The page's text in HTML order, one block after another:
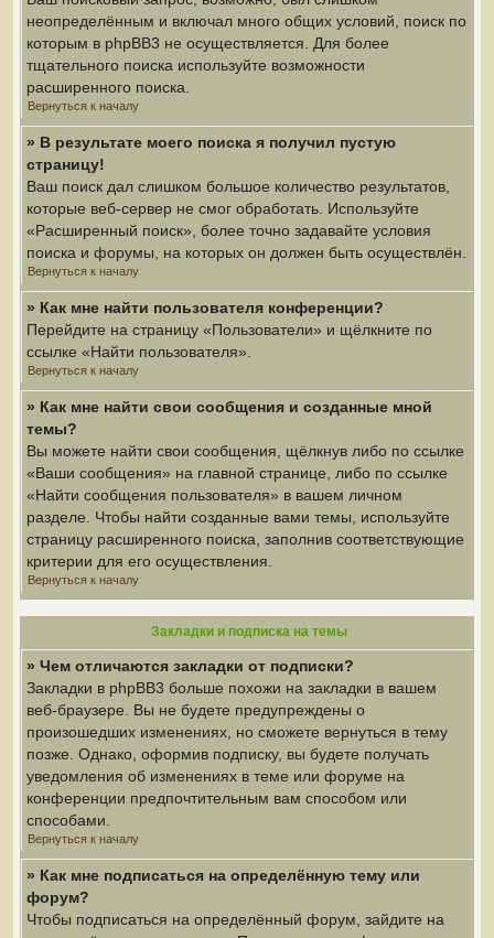
неопределённым и включал много общих условий, поиск по
которым в phpBB3 не осуществляется. Для более
тщательного поиска используйте возможности
расширенного поиска.
Вернуться к началу
» В результате моего поиска я получил пустую
страницу!
Ваш поиск дал слишком большое количество результатов,
которые веб-сервер не смог обработать. Используйте
«Расширенный поиск», более точно задавайте условия
поиска и форумы, на которых он должен быть осуществлён.
Вернуться к началу
» Как мне найти пользователя конференции?
Перейдите на страницу «Пользователи» и щёлкните по
ссылке «Найти пользователя».
Вернуться к началу
» Как мне найти свои сообщения и созданные мной
темы?
Вы можете найти свои сообщения, щёлкнув либо по ссылке
«Ваши сообщения» на главной странице, либо по ссылке
«Найти сообщения пользователя» в вашем личном
разделе. Чтобы найти созданные вами темы, используйте
страницу расширенного поиска, заполнив соответствующие
критерии для его осуществления.
Вернуться к началу
Закладки и подписка на темы
» Чем отличаются закладки от подписки?
Закладки в phpBB3 больше похожи на закладки в вашем
веб-браузере. Вы не будете предупреждены о
произошедших изменениях, но сможете вернуться в тему
позже. Однако, оформив подписку, вы будете получать
уведомления об изменениях в теме или форуме на
конференции предпочтительным вам способом или
способами.
Вернуться к началу
» Как мне подписаться на определённую тему или
форум?
Чтобы подписаться на определённый форум, зайдите на